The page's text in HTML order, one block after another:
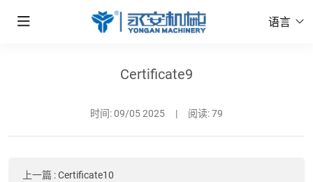
语言
Certificate9
时间:09/05 2025 | 阅读: 79
上一篇 :Certificate10